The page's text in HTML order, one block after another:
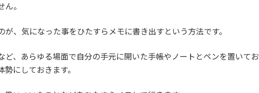
。
が、気になった事をひたすらメモに書き出すという方法です。
ど、あらゆる場面で自分の手元に開いた手帳やノートとペンを置いてお
にしておきます。